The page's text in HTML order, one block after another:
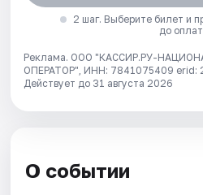
2 шаг. Выберите билет и
до
Реклама. ООО "КАССИР.РУ-
ОПЕРАТОР", ИНН: 7841075409 erid:
Действует до 31 августа 2026
О событии